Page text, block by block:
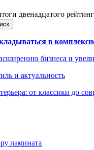
двенадцатого
в
бизнеса и
и актуальность
от классики до
ламината